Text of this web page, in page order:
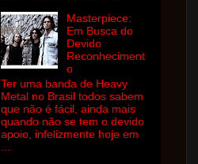
Masterpiece:
Em Busca do
Devido
Reconheciment
o
Ter uma banda de Heavy
Metal no Brasil todos sabem
que não é fácil, ainda mais
quando não se tem o devido
apoio, infelizmente hoje em